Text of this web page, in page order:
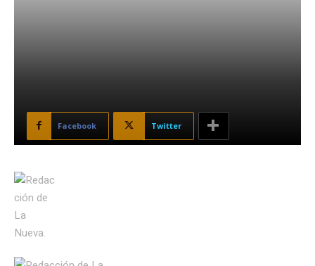
Facebook Twitter